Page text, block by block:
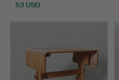
53 USD